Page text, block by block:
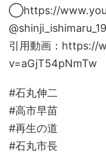
◯https://
引用動画：https://
v=aGjT54pNmTw
#石丸伸二
#高市早苗
#再生の道
#石丸市長